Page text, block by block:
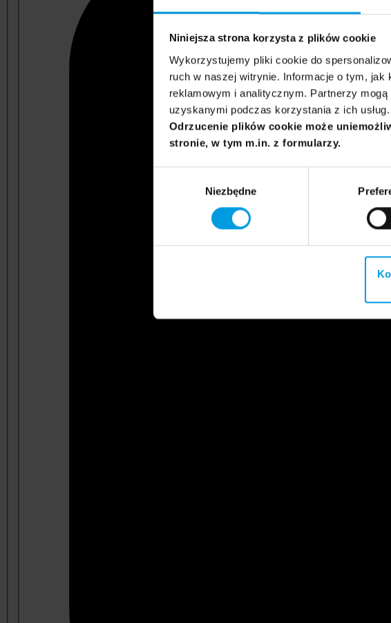
Niniejsza strona korzysta z plików cookie
Wykorzystujemy pliki cookie do
ruch w naszej witrynie. Informacje o tym,
reklamowym i analitycznym. Partnerzy
uzyskanymi podczas korzystania z ich usług.
Odrzucenie plików cookie może
stronie, w tym m.in. z formularzy.
Niezbędne